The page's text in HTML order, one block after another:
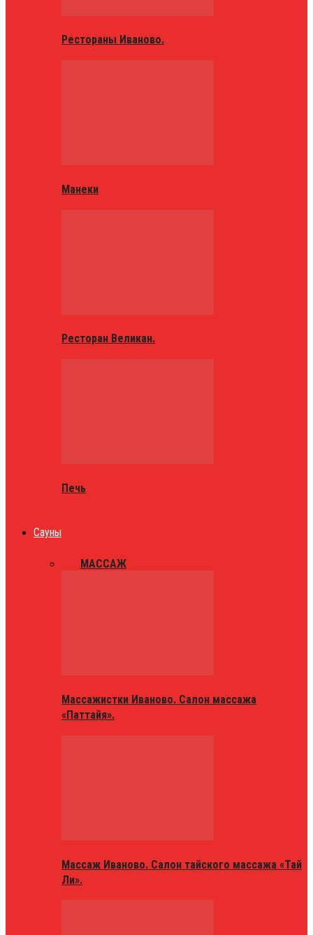
Рестораны Иваново.
Манеки
Ресторан Великан.
Печь
Сауны
МАССАЖ
Массажистки Иваново. Салон массажа
«Паттайя».
Массаж Иваново. Салон тайского массажа «Тай
Ли».